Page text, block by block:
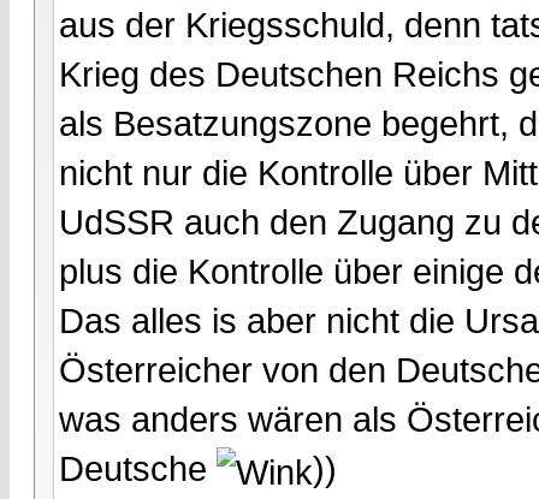
aus der Kriegsschuld, denn
Krieg des Deutschen Reichs
als Besatzungszone begehrt,
nicht nur die Kontrolle über
UdSSR auch den Zugang zu
plus die Kontrolle über einige
Das alles is aber nicht die
Österreicher von den
was anders wären als
Deutsche
))